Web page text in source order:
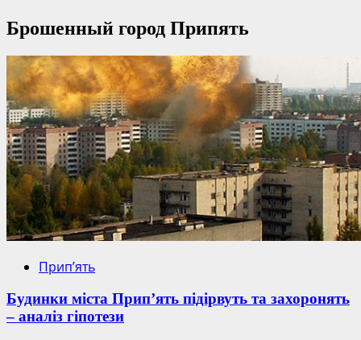
Брошенный город Припять
Прип’ять
Будинки міста Прип’ять підірвуть та захоронять
– аналіз гіпотези